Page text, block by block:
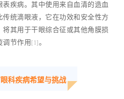
疾病。其中使用来自血清的造血
统滴眼液，它在功效和安全性方
其用于干眼综合征或其他角膜损
调节作用 [1]。
科疾病希望与挑战